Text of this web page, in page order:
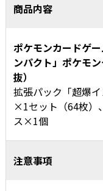
商品内容
ポケモンカードゲ
ンパクト」ポケモ
抜）
拡張パック「超爆イ
×1セット（64枚）
ス×1個
注意事項